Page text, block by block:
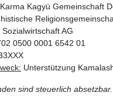
Karma Kagyü Gemeinschaft
AG
0500 0001 6542 01
Unterstützung
sind steuerlich